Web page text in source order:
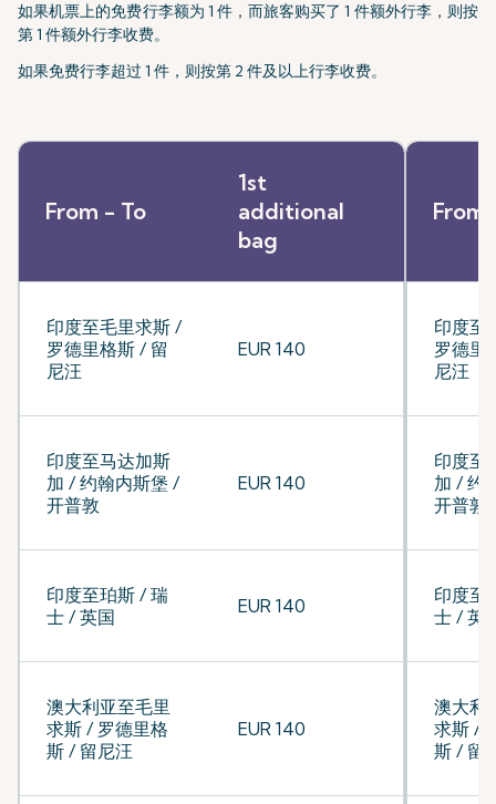
如果机票上的免费行李额为 1 件，而旅客购买了 1 件额外行李，则按
第 1 件额外行李收费。
如果免费行李超过 1 件，则按第 2 件及以上行李收费。
From - To
1st
additional
bag
印度至毛里求斯 /
罗德里格斯 / 留
尼汪
EUR 140
印度至马达加斯
加 / 约翰内斯堡 /
开普敦
EUR 140
印度至珀斯 / 瑞
士 / 英国
EUR 140
澳大利亚至毛里
求斯 / 罗德里格
斯 / 留尼汪
EUR 140
From
印度至
罗德里
尼汪
印度至
加 / 约
开普敦
印度至
士 / 英
澳大利
求斯 /
斯 / 留